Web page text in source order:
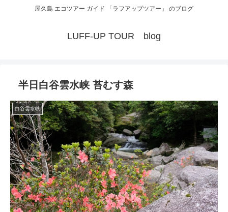
屋久島 エコツアー ガイド 「ラフアップツアー」 のブログ
LUFF-UP TOUR blog
半日白谷雲水峡 苔むす森
白谷雲水峡